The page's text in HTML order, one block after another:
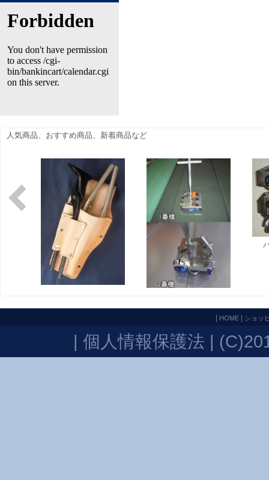
| HOME | ショッ
| 個人情報保護法 |